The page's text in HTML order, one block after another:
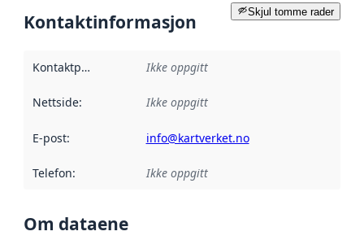
Skjul tomme rader
Kontaktinformasjon
Kontaktpunkt Ikke oppgitt
Nettside: Ikke oppgitt
E-post: info@kartverket.no
Telefon: Ikke oppgitt
Om dataene